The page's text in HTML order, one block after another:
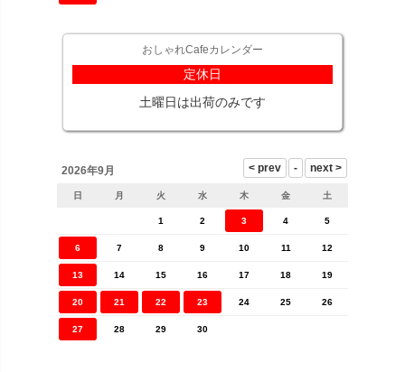
おしゃれCafeカレンダー
定休日
土曜日は出荷のみです
2026年9月
日 月 火 水 木 金 土
1 2 3 4 5
6 7 8 9 10 11 12
13 14 15 16 17 18 19
20 21 22 23 24 25 26
27 28 29 30